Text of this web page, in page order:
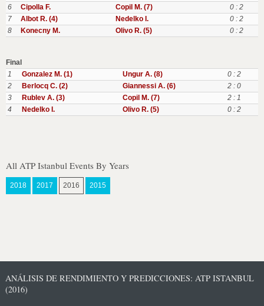
6
Cipolla F. Copil M. (7)
0 : 2
7
Albot R. (4) Nedelko I.
0 : 2
8
Konecny M. Olivo R. (5) 0 : 2
Final
1
Gonzalez M. (1) Ungur A. (8)
0 : 2
2
Berlocq C. (2) Giannessi A. (6)
2 : 0
3
Rublev A. (3) Copil M. (7)
2 : 1
4
Nedelko I. Olivo R. (5) 0 : 2
All ATP Istanbul Events By Years
2018 2017 2016 2015
ANÁLISIS DE RENDIMIENTO Y PREDICCIONES: ATP ISTANBUL
(2016)